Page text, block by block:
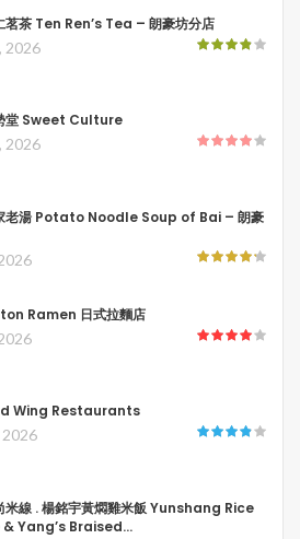
茗茶 Ten Ren’s Tea – 朗豪坊分店
2026
堂 Sweet Culture
2026
老湯 Potato Noodle Soup of Bai – 朗豪
Ramen 日式拉麵店
Wing Restaurants
米線 . 楊銘宇黃燜雞米飯 Yunshang Rice
Yang’s Braised…